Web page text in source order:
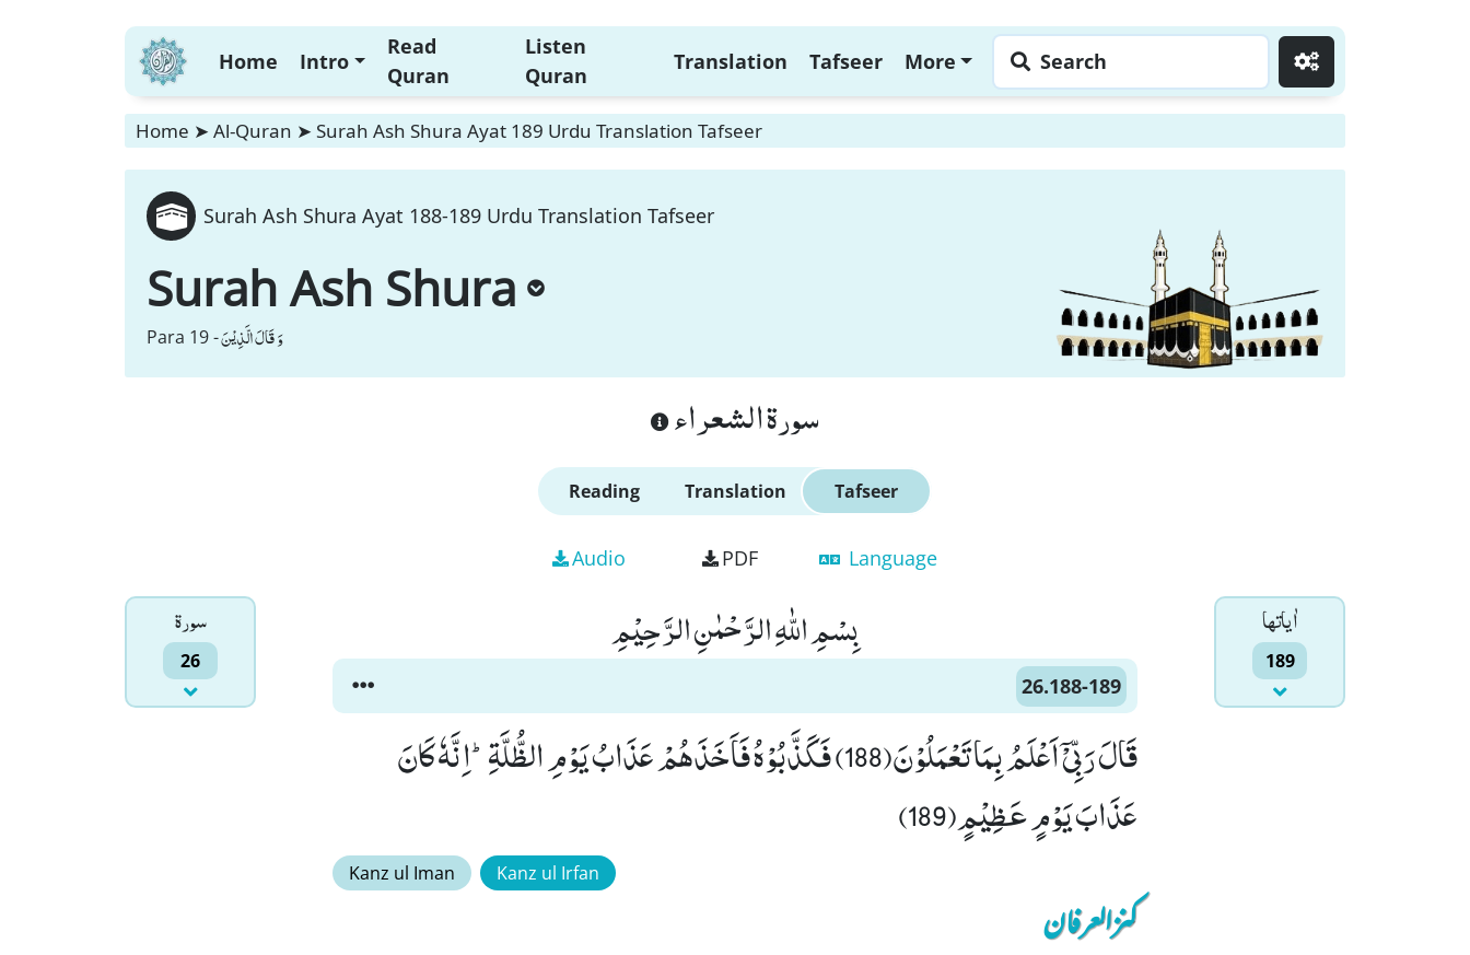
Home Intro
Read
Quran
Listen
Quran
Translation Tafseer More Search
Home ➤ Al-Quran ➤ Surah Ash Shura Ayat 189 Urdu Translation Tafseer
Surah Ash Shura Ayat 188-189 Urdu Translation Tafseer
Surah Ash Shura
Para 19 -وَ قَالَ الَّذِیْنَ
سورة الشعراء
Reading Translation Tafseer
Audio PDF Language
سورۃ
26
اٰياتها
189
بِسْمِ اللّٰهِ الرَّحْمٰنِ الرَّحِیْمِ
26.188-189
قَالَ رَبِّیْۤ اَعْلَمُ بِمَا تَعْمَلُوْنَ(188) فَكَذَّبُوْهُ فَاَخَذَهُمْ عَذَابُ یَوْمِ الظُّلَّةِؕ-اِنَّهٗ كَانَ
عَذَابَ یَوْمٍ عَظِیْمٍ(189)
Kanz ul Iman Kanz ul Irfan
کنزالعرفان